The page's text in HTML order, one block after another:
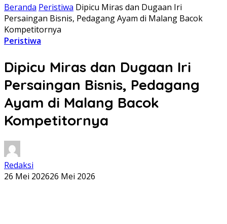
Beranda Peristiwa Dipicu Miras dan Dugaan Iri
Persaingan Bisnis, Pedagang Ayam di Malang Bacok
Kompetitornya
Peristiwa
Dipicu Miras dan Dugaan Iri
Persaingan Bisnis, Pedagang
Ayam di Malang Bacok
Kompetitornya
Redaksi
26 Mei 202626 Mei 2026